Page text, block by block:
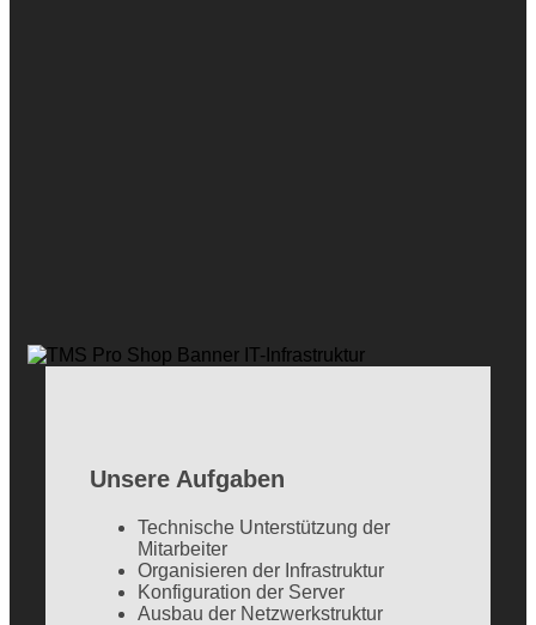
Unsere Aufgaben
Technische Unterstützung der
Mitarbeiter
Organisieren der Infrastruktur
Konfiguration der Server
Ausbau der Netzwerkstruktur